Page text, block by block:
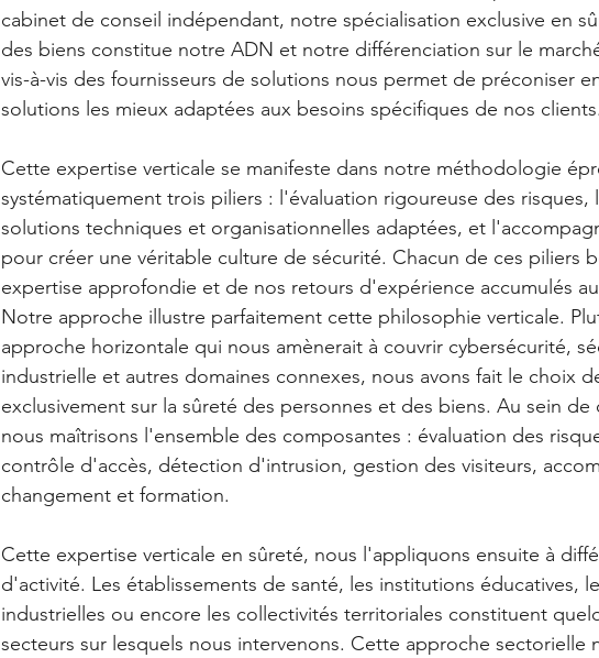
cabinet de conseil indépendant, notre spécialisation exclusive en
des biens constitue notre ADN et notre différenciation sur le
vis-à-vis des fournisseurs de solutions nous permet de préconiser
solutions les mieux adaptées aux besoins spécifiques de nos clients.
Cette expertise verticale se manifeste dans notre méthodologie
systématiquement trois piliers : l'évaluation rigoureuse des
solutions techniques et organisationnelles adaptées, et
pour créer une véritable culture de sécurité. Chacun de ces piliers
expertise approfondie et de nos retours d'expérience accumulés
Notre approche illustre parfaitement cette philosophie verticale.
approche horizontale qui nous amènerait à couvrir cybersécurité,
industrielle et autres domaines connexes, nous avons fait le choix
exclusivement sur la sûreté des personnes et des biens. Au sein
nous maîtrisons l'ensemble des composantes : évaluation des
contrôle d'accès, détection d'intrusion, gestion des visiteurs,
changement et formation.
Cette expertise verticale en sûreté, nous l'appliquons ensuite à
d'activité. Les établissements de santé, les institutions éducatives,
industrielles ou encore les collectivités territoriales constituent
secteurs sur lesquels nous intervenons. Cette approche sectorielle